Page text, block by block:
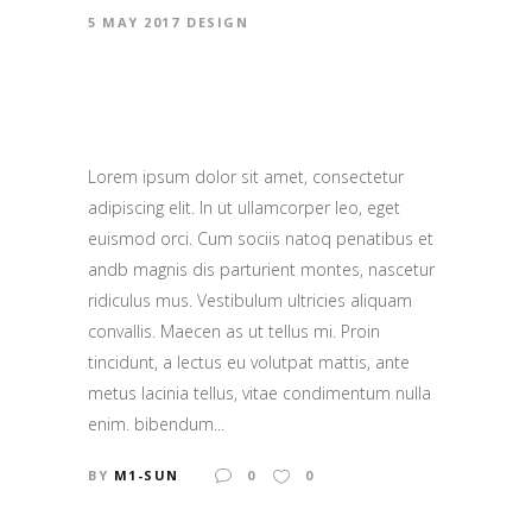
5 MAY 2017 DESIGN
Lorem ipsum dolor sit amet, consectetur
adipiscing elit. In ut ullamcorper leo, eget
euismod orci. Cum sociis natoq penatibus et
andb magnis dis parturient montes, nascetur
ridiculus mus. Vestibulum ultricies aliquam
convallis. Maecen as ut tellus mi. Proin
tincidunt, a lectus eu volutpat mattis, ante
metus lacinia tellus, vitae condimentum nulla
enim. bibendum...
BY M1-SUN 0 0